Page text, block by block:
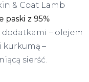
& Coat Lamb
paski z 95%
– olejem
kurkumą –
sierść.